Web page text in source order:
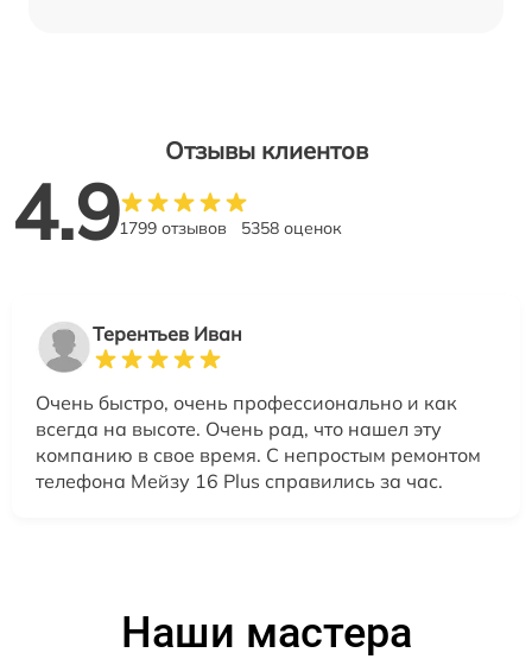
Отзывы клиентов
4.91799 отзывов 5358 оценок
Терентьев Иван
Очень быстро, очень профессионально и как
всегда на высоте. Очень рад, что нашел эту
компанию в свое время. С непростым ремонтом
телефона Мейзу 16 Plus справились за час.
Наши мастера